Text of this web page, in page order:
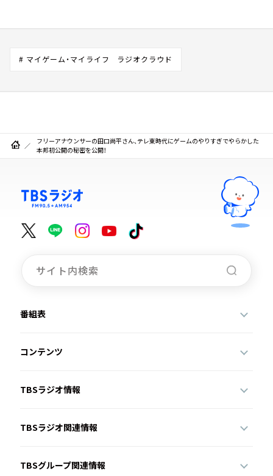
# マイゲーム・マイライフ ラジオクラウド
フリーアナウンサーの田口尚平さん、テレ東時代にゲームのやりすぎでやらかした
本邦初公開の秘密を公開！
番組表
コンテンツ
TBSラジオ情報
TBSラジオ関連情報
TBSグループ関連情報